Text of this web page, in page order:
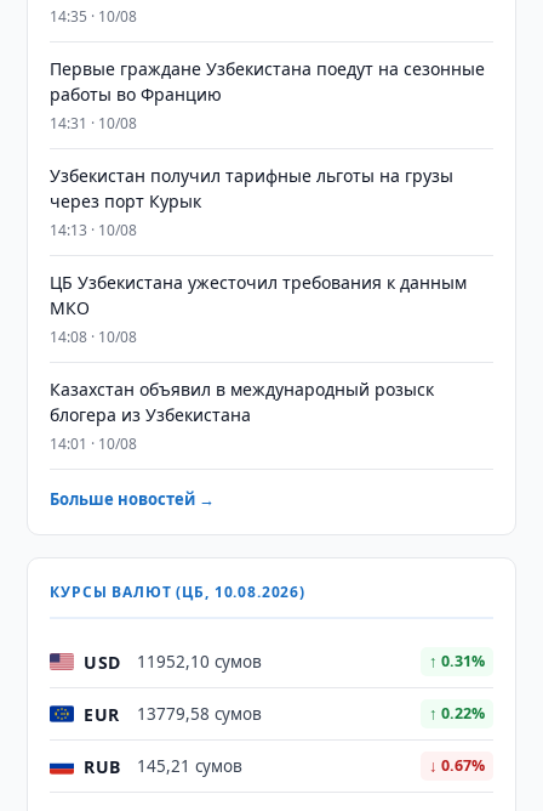
14:35 · 10/08
Первые граждане Узбекистана поедут на сезонные
работы во Францию
14:31 · 10/08
Узбекистан получил тарифные льготы на грузы
через порт Курык
14:13 · 10/08
ЦБ Узбекистана ужесточил требования к данным
МКО
14:08 · 10/08
Казахстан объявил в международный розыск
блогера из Узбекистана
14:01 · 10/08
Больше новостей →
КУРСЫ ВАЛЮТ (ЦБ, 10.08.2026)
USD 11952,10 сумов ↑ 0.31%
EUR 13779,58 сумов ↑ 0.22%
RUB 145,21 сумов ↓ 0.67%